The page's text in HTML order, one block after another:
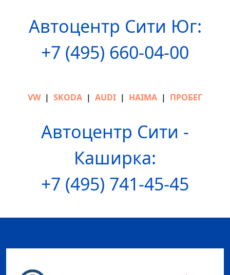
Автоцентр Сити Юг:
+7 (495) 660-04-00
VW| SKODA | AUDI | HAIMA | ПРОБЕГ
Автоцентр Сити -
Каширка:
+7 (495) 741-45-45